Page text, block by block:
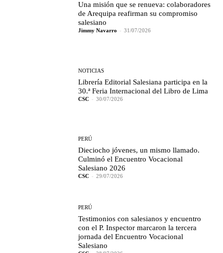
Una misión que se renueva: colaboradores
de Arequipa reafirman su compromiso
salesiano
Jimmy Navarro - 31/07/2026
NOTICIAS
Librería Editorial Salesiana participa en la
30.ª Feria Internacional del Libro de Lima
CSC - 30/07/2026
PERÚ
Dieciocho jóvenes, un mismo llamado.
Culminó el Encuentro Vocacional
Salesiano 2026
CSC - 29/07/2026
PERÚ
Testimonios con salesianos y encuentro
con el P. Inspector marcaron la tercera
jornada del Encuentro Vocacional
Salesiano